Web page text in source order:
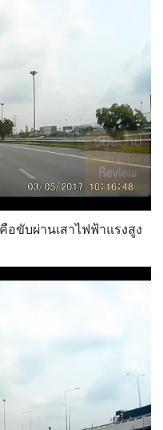
อขับผ่านเสาไฟฟ้าแรงสูง